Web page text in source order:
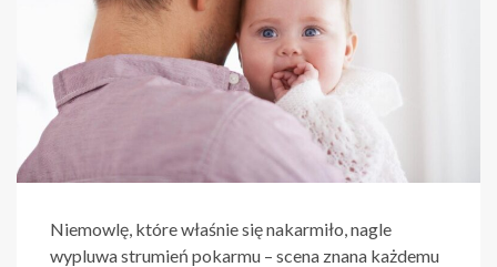
Niemowlę, które właśnie się nakarmiło, nagle
wypluwa strumień pokarmu – scena znana każdemu